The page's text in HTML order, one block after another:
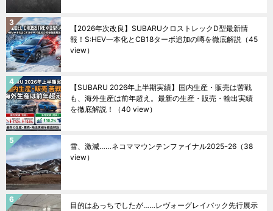
【2026年次改良】SUBARUクロストレックD型最新情
報！S:HEV一本化とCB18ターボ追加の噂を徹底解説 （45
view）
【SUBARU 2026年上半期実績】国内生産・販売は苦戦
も、海外生産は前年超え。最新の生産・販売・輸出実績
を徹底解説！
（40 view）
雪、激減……ネコママウンテンファイナル2025ｰ26 （38
view）
目的はあっちでしたが……レヴォーグレイバック先行展示